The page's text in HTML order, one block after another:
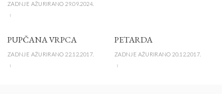
ZADNJE AŽURIRANO 29.09.2024.
PUPČANA VRPCA
ZADNJE AŽURIRANO 22.12.2017.
PETARDA
ZADNJE AŽURIRANO 20.12.2017.